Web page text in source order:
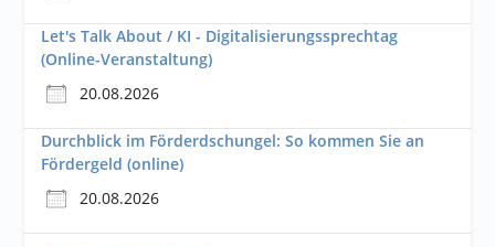
Let's Talk About / KI - Digitalisierungssprechtag
(Online-Veranstaltung)
20.08.2026
Durchblick im Förderdschungel: So kommen Sie an
Fördergeld (online)
20.08.2026